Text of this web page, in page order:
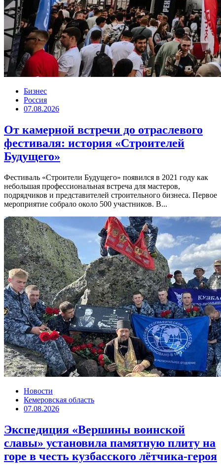
Бизнес
Россия
07.08.2026
От камерной встречи до отраслевого
фестиваля: история «Строителей
Будущего»
Фестиваль «Строители Будущего» появился в 2021 году как
небольшая профессиональная встреча для мастеров,
подрядчиков и представителей строительного бизнеса. Первое
мероприятие собрало около 500 участников. В...
Новости
Кемеровская область
07.08.2026
Экспедиция «Вершины воинской
славы» установила памятную плиту на
горе в честь кузбасского лётчика-героя